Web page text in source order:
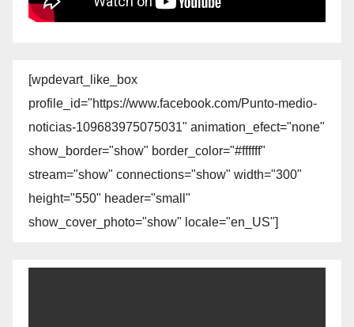
[wpdevart_like_box
profile_id="https://www.facebook.com/Punto-medio-
noticias-109683975075031" animation_efect="none"
show_border="show" border_color="#ffffff"
stream="show" connections="show" width="300"
height="550" header="small"
show_cover_photo="show" locale="en_US"]